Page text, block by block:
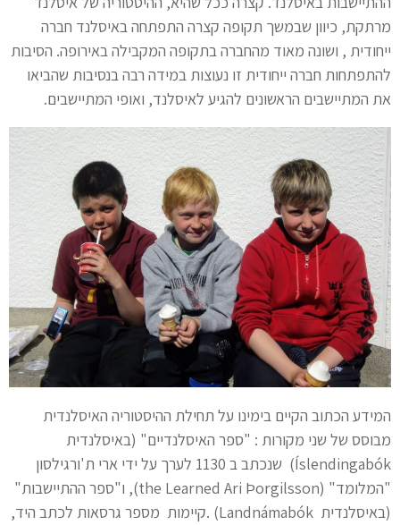
מרתקת, כיוון שבמשך תקופה קצרה התפתחה באיסלנד חברה
ייחודית , ושונה מאוד מהחברה בתקופה המקבילה באירופה. הסיבות
להתפתחות חברה ייחודית זו נעוצות במידה רבה בנסיבות שהביאו
את המתיישבים הראשונים להגיע לאיסלנד, ואופי המתיישבים.
המידע הכתוב הקיים בימינו על תחילת ההיסטוריה האיסלנדית
מבוסס של שני מקורות : "ספר האיסלנדיים" (באיסלנדית
Íslendingabók) שנכתב ב 1130 לערך על ידי ארי ת'ורגילסון
"המלומד" (the Learned Ari Þorgilsson), ו"ספר ההתיישבות"
(באיסלנדית Landnámabók) .קיימות מספר גרסאות לכתב היד,